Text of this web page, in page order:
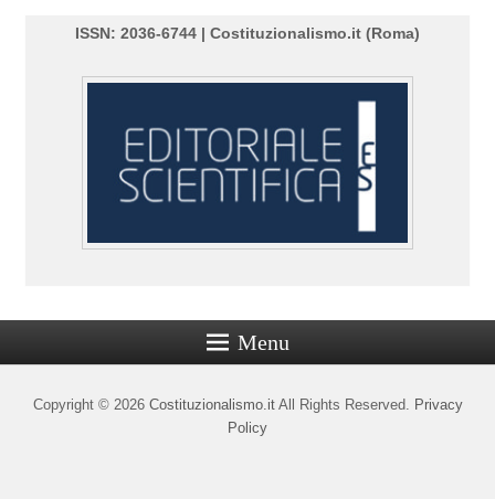
ISSN: 2036-6744 | Costituzionalismo.it (Roma)
Menu
Copyright © 2026 Costituzionalismo.itAll Rights Reserved. Privacy
Policy